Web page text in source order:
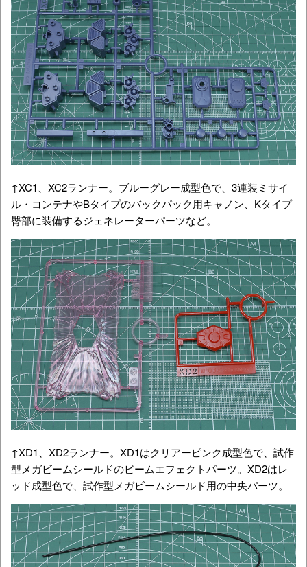
↑XC1、XC2ランナー。ブルーグレー成型色で、3連装ミサイ
ル・コンテナやBタイプのバックパック用キャノン、Kタイプ
臀部に装備するジェネレーターパーツなど。
↑XD1、XD2ランナー。XD1はクリアーピンク成型色で、試作
型メガビームシールドのビームエフェクトパーツ。XD2はレ
ッド成型色で、試作型メガビームシールド用の中央パーツ。